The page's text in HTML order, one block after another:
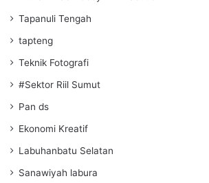
Tapanuli Tengah
tapteng
Teknik Fotografi
#Sektor Riil Sumut
Pan ds
Ekonomi Kreatif
Labuhanbatu Selatan
Sanawiyah labura